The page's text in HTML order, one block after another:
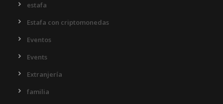
estafa
Estafa con criptomonedas
Eventos
Events
Extranjería
familia